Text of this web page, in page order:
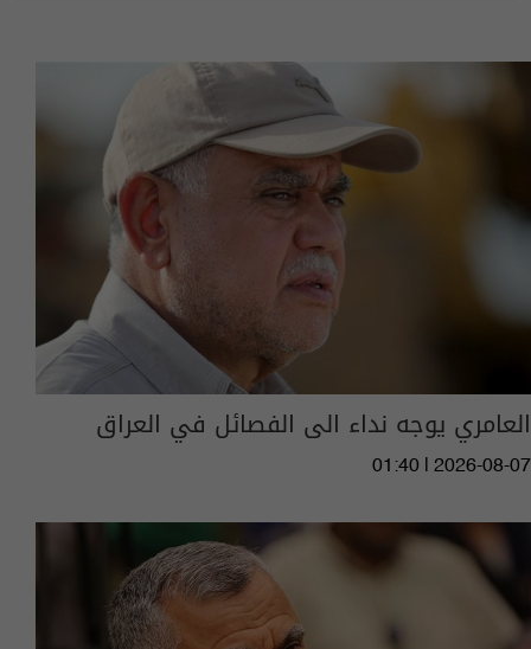
العامري يوجه نداء الى الفصائل في العراق
01:40 | 2026-08-07